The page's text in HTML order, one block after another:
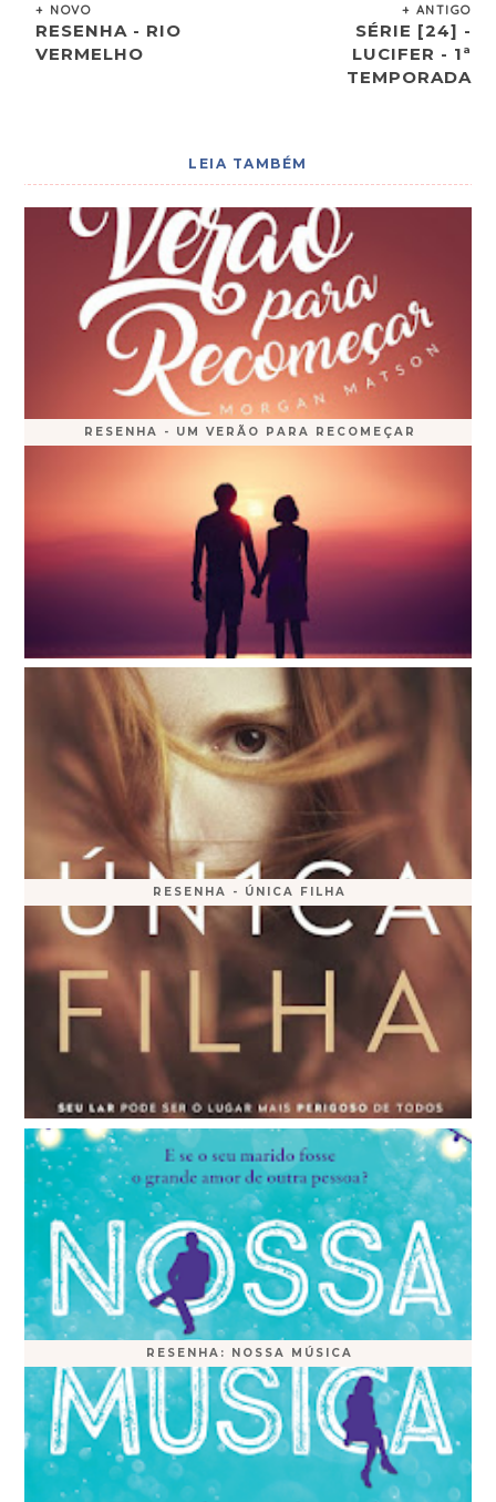
+ NOVO
RESENHA - RIO
VERMELHO
+ ANTIGO
SÉRIE [24] -
LUCIFER - 1ª
TEMPORADA
LEIA TAMBÉM
RESENHA - UM VERÃO PARA RECOMEÇAR
RESENHA - ÚNICA FILHA
RESENHA: NOSSA MÚSICA